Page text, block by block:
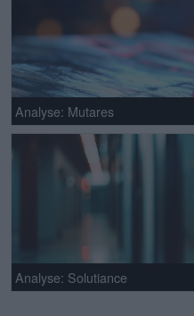
Analyse: Mutares
Analyse: Solutiance